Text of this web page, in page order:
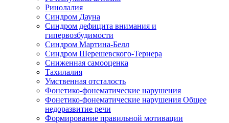
Ринолалия
Синдром Дауна
Синдром дефицита внимания и
гипервозбудимости
Синдром Мартина-Белл
Синдром Шерешевского-Тернера
Сниженная самооценка
Тахилалия
Умственная отсталость
Фонетико-фонематические нарушения
Фонетико-фонематические нарушения Общее
недоразвитие речи
Формирование правильной мотивации